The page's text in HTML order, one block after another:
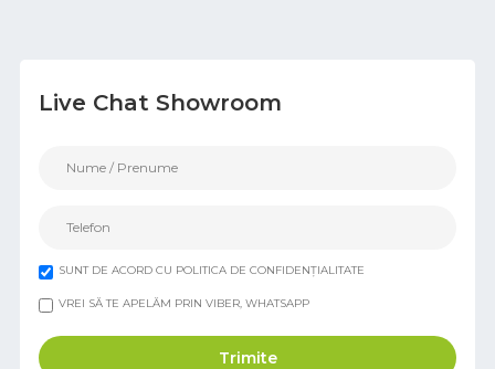
Live Chat Showroom
SUNT DE ACORD CU POLITICA DE CONFIDENȚIALITATE
VREI SĂ TE APELĂM PRIN VIBER, WHATSAPP
Trimite